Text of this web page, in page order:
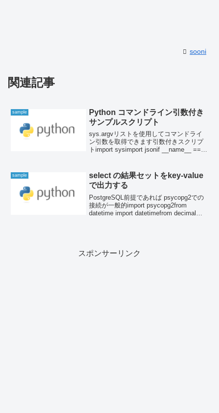
sooni
関連記事
sample
Python コマンドライン引数付き
サンプルスクリプト
sys.argvリストを使用してコマンドライ
ン引数を取得できます引数付きスクリプ
トimport sysimport jsonif __name__ ==
sample
select の結果セットをkey-value
で出力する
PostgreSQL前提であれば psycopg2での
接続が一般的import psycopg2from
datetime import datetimefrom decimal
スポンサーリンク